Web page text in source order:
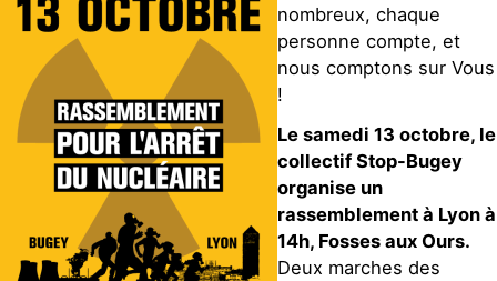
nombreux, chaque
personne compte, et
nous comptons sur Vous
!
Le samedi 13 octobre, le
collectif Stop-Bugey
organise un
rassemblement à Lyon à
14h, Fosses aux Ours.
Deux marches des